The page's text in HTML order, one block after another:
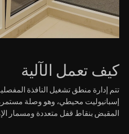
كيف تعمل الآلية
تتم إدارة منطق تشغيل النافذة
إسبانيوليت محيطي، وهو وصلة
المقبض بنقاط قفل متعددة ومسمار